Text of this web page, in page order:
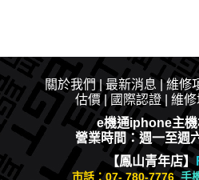
關於我們|最新消息 |​維修
估價|國際認證| 維
e機通iphone主
營業時間：週一至週
【鳳山青年店】
市話：07- 780-7776 手